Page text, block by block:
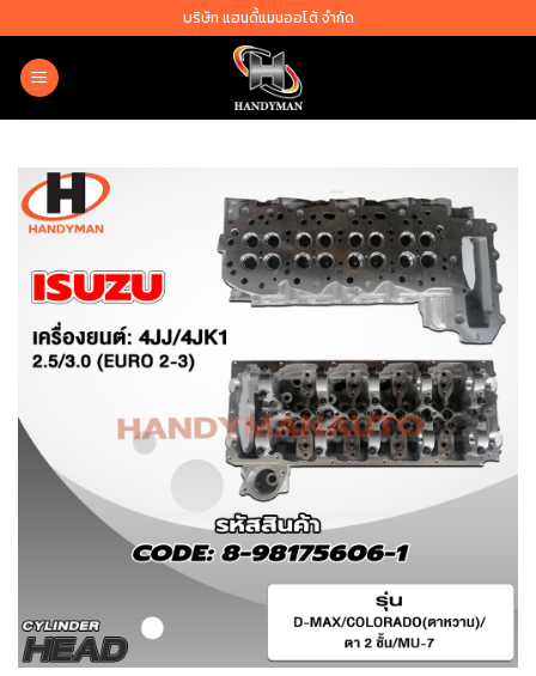
to
content
บริษัท แฮนดี้แมนออโต้ จำกัด